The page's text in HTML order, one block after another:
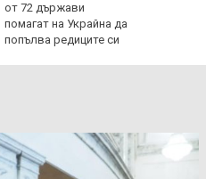
от 72 държави
помагат на Украйна да
попълва редиците си